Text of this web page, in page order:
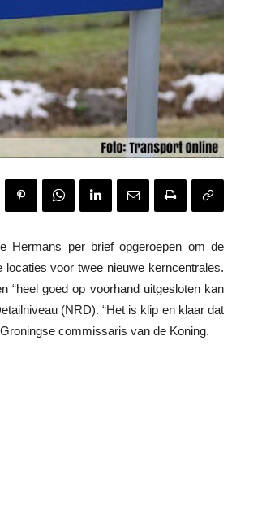
Hermans per brief opgeroepen om de
voor twee nieuwe kerncentrales.
“heel goed op voorhand uitgesloten kan
(NRD). “Het is klip en klaar dat
commissaris van de Koning.